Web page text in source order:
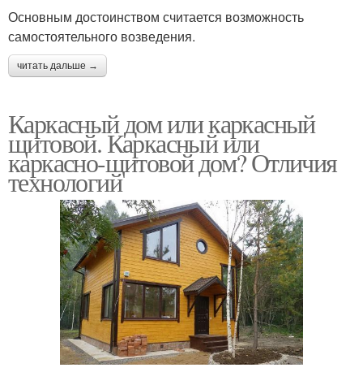
Основным достоинством считается возможность
самостоятельного возведения.
читать дальше →
Каркасный дом или каркасный
щитовой. Каркасный или
каркасно-щитовой дом? Отличия
технологий